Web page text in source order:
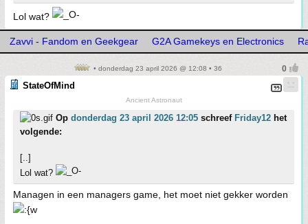
Lol wat?
Zavvi - Fandom en Geekgear G2A Gamekeys en Electronics
• donderdag 23 april 2026 @ 12:08 • 36
StateOfMind
Ancient Astronaut
Op donderdag 23 april 2026 12:05 schreef Friday12 het
volgende:
[..]
Lol wat?
Managen in een managers game, het moet niet gekker worden